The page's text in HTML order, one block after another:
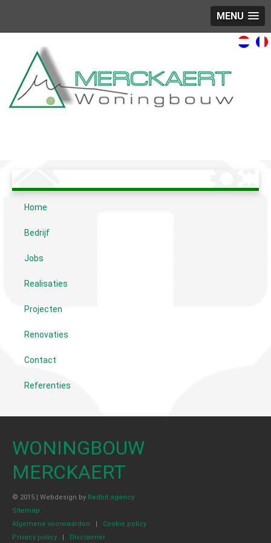
MENU
Home
Bedrijf
Jobs
Realisaties
Projecten
Renovaties
Contact
Referenties
WONINGBOUW
MERCKAERT
© 2015 | Webdesign by Redbit.agency
Sitemap
Algemene voorwaarden | Cookie policy
Privacy policy | Disclaimer